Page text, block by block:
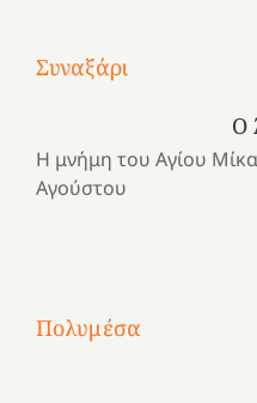
Συναξάρι
Ο
Η μνήμη του Αγίου
Αγούστου
Πολυμέσα
Μια
ένα
καλοκαίρι
Αγωνίστριες
Αθηνών
και
Νοσοκομείο
“Ερυθρός
Αγωνίστριες
Αθηνών
Κατασκηνωτικές
το
Ελληνικό
Αγωνίστριες
Αθηνών
χρόνια
καρτερούμεν»